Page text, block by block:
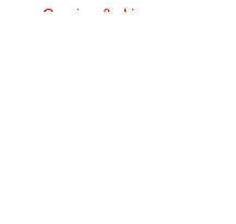
Gaming & skins